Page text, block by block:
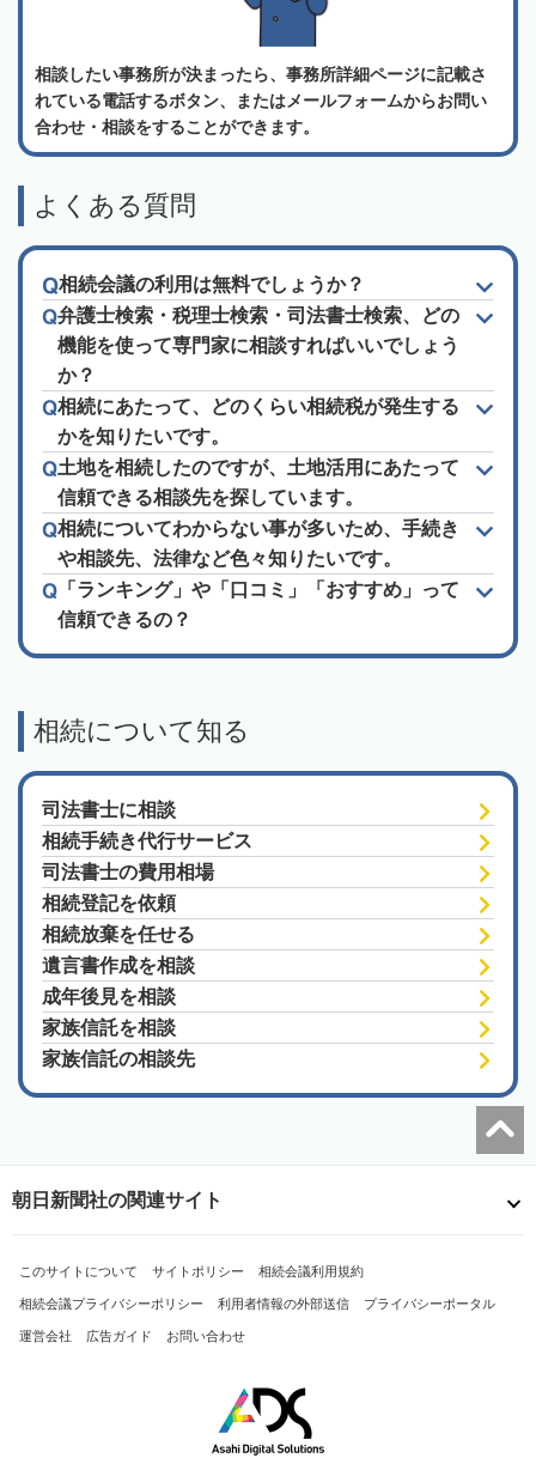
相談したい事務所が決まったら、事務所詳細ページに記載さ
れている電話するボタン、またはメールフォームからお問い
合わせ・相談をすることができます。
よくある質問
相続会議の利用は無料でしょうか？
弁護士検索・税理士検索・司法書士検索、どの
機能を使って専門家に相談すればいいでしょう
か？
相続にあたって、どのくらい相続税が発生する
かを知りたいです。
土地を相続したのですが、土地活用にあたって
信頼できる相談先を探しています。
相続についてわからない事が多いため、手続き
や相談先、法律など色々知りたいです。
「ランキング」や「口コミ」「おすすめ」って
信頼できるの？
相続について知る
司法書士に相談
相続手続き代行サービス
司法書士の費用相場
相続登記を依頼
相続放棄を任せる
遺言書作成を相談
成年後見を相談
家族信託を相談
家族信託の相談先
朝日新聞社の関連サイト
このサイトについて サイトポリシー 相続会議利用規約
相続会議プライバシーポリシー 利用者情報の外部送信 プライバシーポータル
運営会社 広告ガイド お問い合わせ